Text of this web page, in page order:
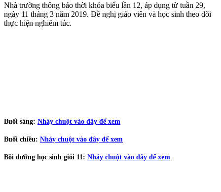
Nhà trường thông báo thời khóa biểu lần 12, áp dụng từ tuần 29,
ngày 11 tháng 3 năm 2019. Đề nghị giáo viên và học sinh theo dõi
thực hiện nghiêm túc.
Buổi sáng: Nháy chuột vào đây để xem
Buổi chiều: Nháy chuột vào đây để xem
Bồi dưỡng học sinh giỏi 11: Nháy chuột vào đây để xem